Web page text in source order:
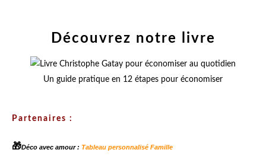
Découvrez notre livre
Un guide pratique en 12 étapes pour économiser
Partenaires :
🎁Déco avec amour : Tableau personnalisé Famille